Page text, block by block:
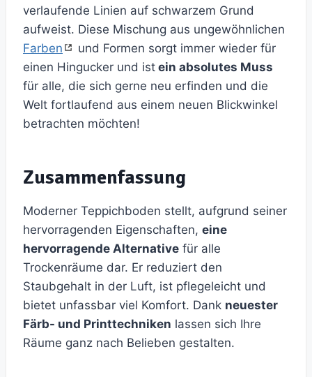
verlaufende Linien auf schwarzem Grund
aufweist. Diese Mischung aus ungewöhnlichen
Farben
und Formen sorgt immer wieder für
einen Hingucker und ist ein absolutes Muss
für alle, die sich gerne neu erfinden und die
Welt fortlaufend aus einem neuen Blickwinkel
betrachten möchten!
Zusammenfassung
Moderner Teppichboden stellt, aufgrund seiner
hervorragenden Eigenschaften, eine
hervorragende Alternative für alle
Trockenräume dar. Er reduziert den
Staubgehalt in der Luft, ist pflegeleicht und
bietet unfassbar viel Komfort. Dank neuester
Färb- und Printtechniken lassen sich Ihre
Räume ganz nach Belieben gestalten.